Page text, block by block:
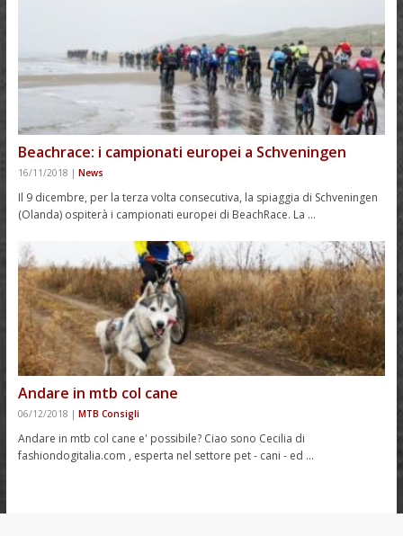
Beachrace: i campionati europei a Schveningen
16/11/2018 | News
Il 9 dicembre, per la terza volta consecutiva, la spiaggia di Schveningen
(Olanda) ospiterà i campionati europei di BeachRace. La …
Andare in mtb col cane
06/12/2018 | MTB Consigli
Andare in mtb col cane e' possibile? Ciao sono Cecilia di
fashiondogitalia.com , esperta nel settore pet - cani - ed …